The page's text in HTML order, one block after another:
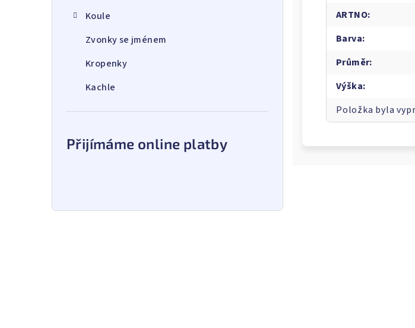
Koule
Zvonky se jménem
Kropenky
Kachle
Přijímáme online platby
ARTNO:
Barva:
Průměr:
Výška:
Položka byla